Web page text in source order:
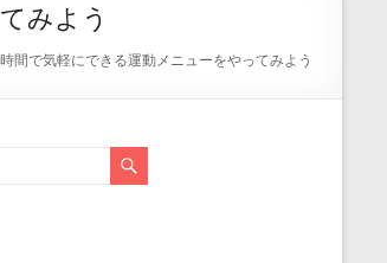
みよう
間で気軽にできる運動メニューをやってみよう